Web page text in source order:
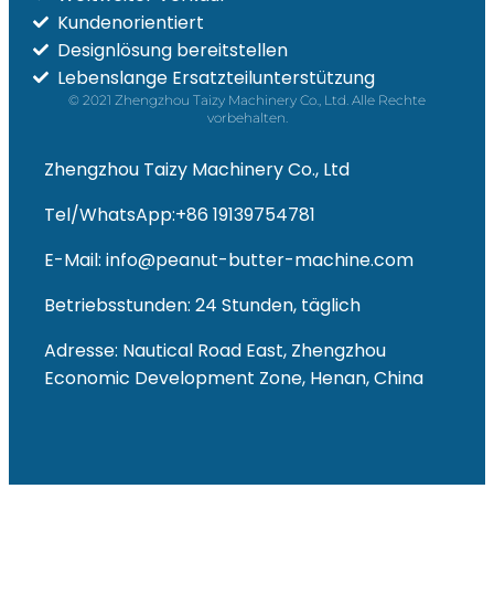
Kundenorientiert
Designlösung bereitstellen
Lebenslange Ersatzteilunterstützung
© 2021 Zhengzhou Taizy Machinery Co., Ltd. Alle Rechte
vorbehalten.
Zhengzhou Taizy Machinery Co., Ltd
Tel/WhatsApp:+86 19139754781
E-Mail: info@peanut-butter-machine.com
Betriebsstunden: 24 Stunden, täglich
Adresse: Nautical Road East, Zhengzhou
Economic Development Zone, Henan, China